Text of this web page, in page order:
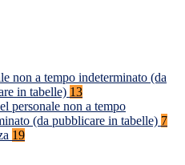
non a tempo indeterminato (da
in tabelle) 13
personale non a tempo
(da pubblicare in tabelle) 7
19